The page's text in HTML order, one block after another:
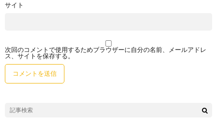
サイト
次回のコメントで使用するためブラウザーに自分の名前、メールアドレ
ス、サイトを保存する。